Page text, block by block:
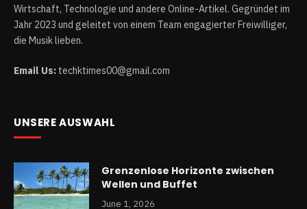
Wirtschaft, Technologie und andere Online-Artikel. Gegründet im
Jahr 2023 und geleitet von einem Team engagierter Freiwilliger,
die Musik lieben.
Email Us: techktimes00@gmail.com
UNSERE AUSWAHL
Grenzenlose Horizonte zwischen
Wellen und Buffet
June 1, 2026